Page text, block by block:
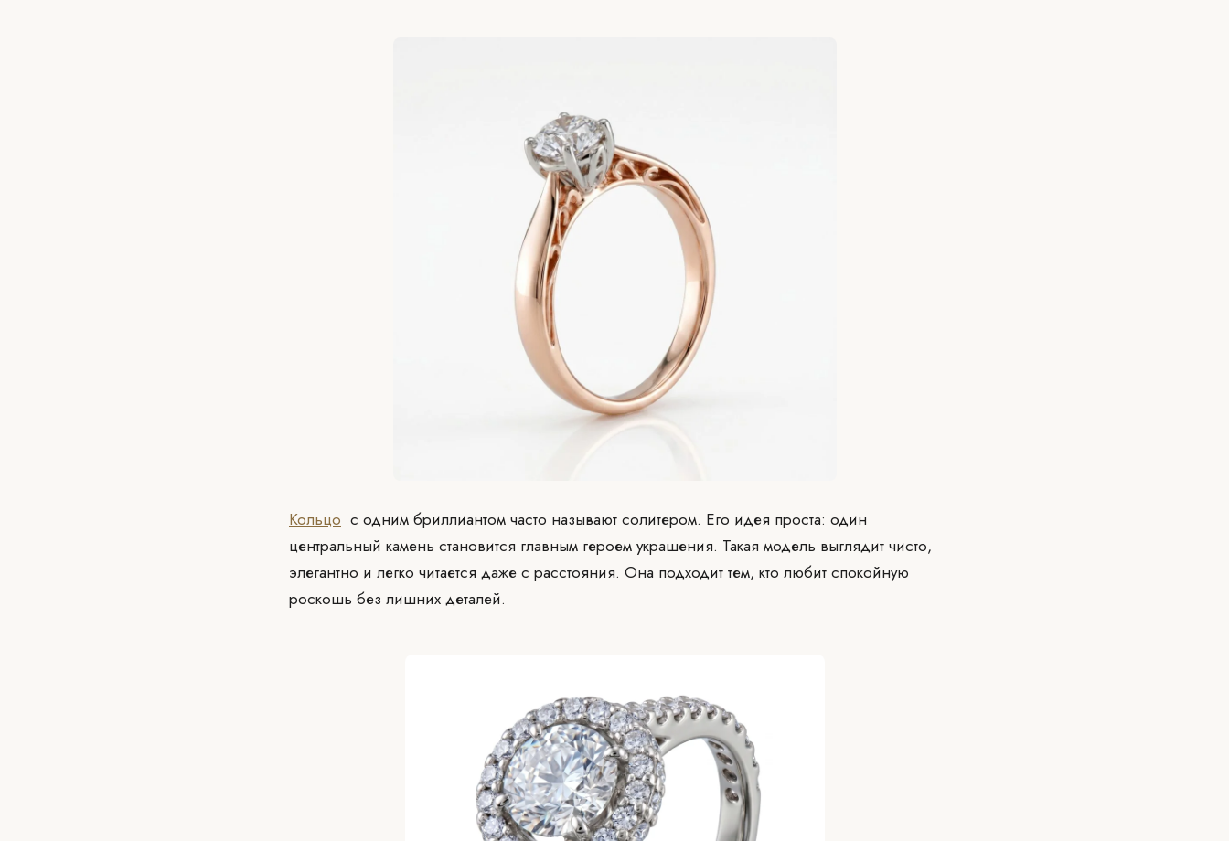
Кольцо с одним бриллиантом часто называют солитером. Его идея проста: один
центральный камень становится главным героем украшения. Такая модель выглядит чисто,
элегантно и легко читается даже с расстояния. Она подходит тем, кто любит спокойную
роскошь без лишних деталей.